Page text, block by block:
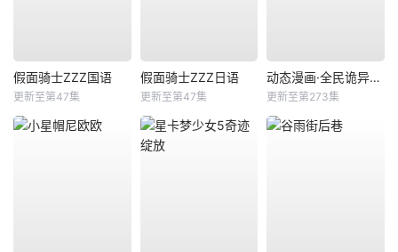
假面骑士ZZZ国语
更新至第47集
假面骑士ZZZ日语
更新至第47集
动态漫画·全民诡异：开局掌握零元购
更新至第273集